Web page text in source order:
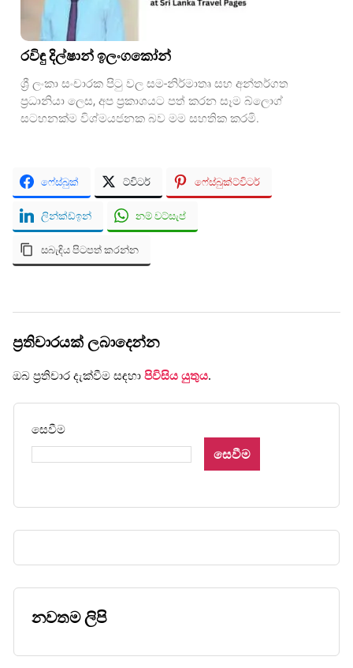
රවිඳු දිල්ෂාන් ඉලංගකෝන්
ශ්‍රී ලංකා සංචාරක පිටු වල සම-නිර්මාතෘ සහ අන්තර්ගත
ප්‍රධානියා ලෙස, අප ප්‍රකාශයට පත් කරන සෑම බ්ලොග්
සටහනක්ම විශ්මයජනක බව මම සහතික කරමි.
ෆේස්බුක් ට්විටර් ෆේස්බුක්ට්විටර්
ලින්ක්ඩ්ඉන් නම් වට්සැප්
සබැඳිය පිටපත් කරන්න
ප්‍රතිචාරයක් ලබාදෙන්න
ඔබ ප්‍රතිචාර දැක්වීම සඳහා පිවිසිය යුතුය.
සෙවීම
සෙවීම
නවතම ලිපි